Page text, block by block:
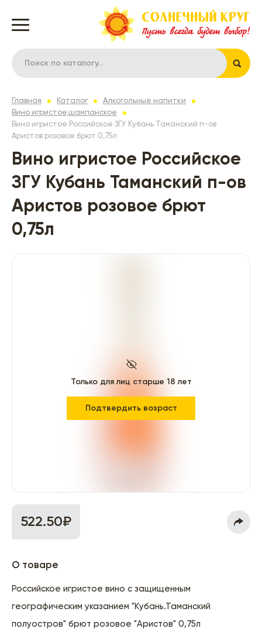
Главная Каталог
Алкогольные напитки
Вино игристое,шампанское
Вино игристое Российское ЗГУ Кубань Таманский п-ов
Аристов розовое брют 0,75л
Вино игристое Российское
ЗГУ Кубань Таманский п-ов
Аристов розовое брют
0,75л
Только для лиц старше 18 лет
Подтвердить возраст
522.50₽
О товаре
Российское игристое вино с защищенным
географическим указанием "Кубань.Таманский
полуостров" брют розовое "Аристов" 0,75л